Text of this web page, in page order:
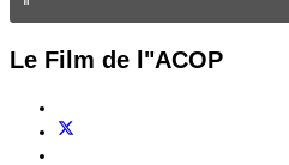
Le Film de l"ACOP